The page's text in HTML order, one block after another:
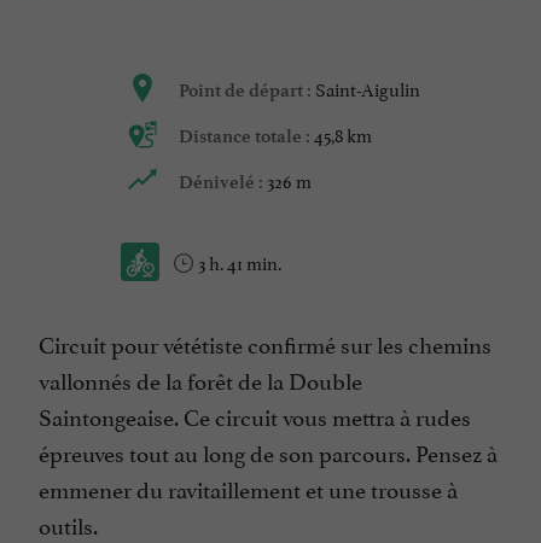
Point de départ : Saint-Aigulin
Distance totale : 45,8 km
Dénivelé : 326 m
3 h. 41 min.
Circuit pour vététiste confirmé sur les chemins
vallonnés de la forêt de la Double
Saintongeaise. Ce circuit vous mettra à rudes
épreuves tout au long de son parcours. Pensez à
emmener du ravitaillement et une trousse à
outils.